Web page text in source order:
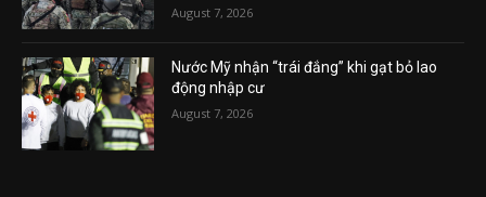
August 7, 2026
Nước Mỹ nhận “trái đắng” khi gạt bỏ lao
động nhập cư
August 7, 2026